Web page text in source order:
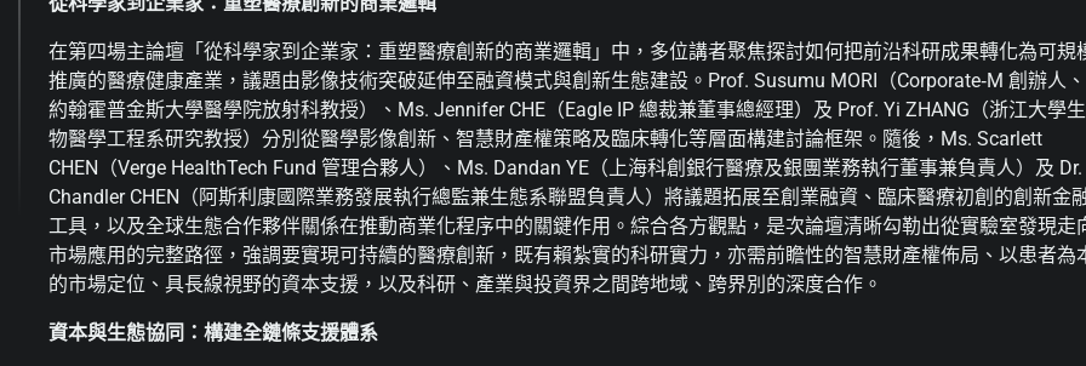
在第四場主論壇「從科學家到企業家：重塑醫療創新的商業邏輯」中，多位講者聚焦探討如何把前沿科研成果轉化為可規
推廣的醫療健康產業，議題由影像技術突破延伸至融資模式與創新生態建設。Prof. Susumu MORI（Corporate‑M 創辦人、
約翰霍普金斯大學醫學院放射科教授）、Ms. Jennifer CHE（Eagle IP 總裁兼董事總經理）及 Prof. Yi ZHANG（浙江大學生
物醫學工程系研究教授）分別從醫學影像創新、智慧財產權策略及臨床轉化等層面構建討論框架。隨後，Ms. Scarlett
CHEN（Verge HealthTech Fund 管理合夥人）、Ms. Dandan YE（上海科創銀行醫療及銀團業務執行董事兼負責人）及 Dr.
Chandler CHEN（阿斯利康國際業務發展執行總監兼生態系聯盟負責人）將議題拓展至創業融資、臨床醫療初創的創新金
工具，以及全球生態合作夥伴關係在推動商業化程序中的關鍵作用。綜合各方觀點，是次論壇清晰勾勒出從實驗室發現走
市場應用的完整路徑，強調要實現可持續的醫療創新，既有賴紮實的科研實力，亦需前瞻性的智慧財產權佈局、以患者為
的市場定位、具長線視野的資本支援，以及科研、產業與投資界之間跨地域、跨界別的深度合作。
資本與生態協同：構建全鏈條支援體系